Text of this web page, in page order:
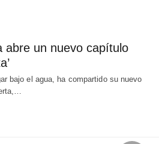
abre un nuevo capítulo
bajo el agua, ha compartido su nuevo